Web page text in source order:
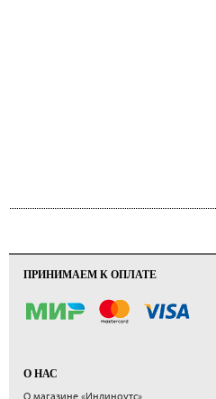
ПРИНИМАЕМ К ОПЛАТЕ
О НАС
О магазине «Индиноутс»